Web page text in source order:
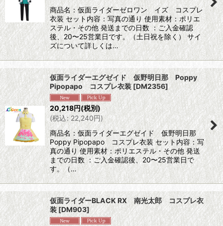
商品名：仮面ライダーゼロワン イズ コスプレ
衣装 セット内容：写真の通り 使用素材：ポリエ
ステル・その他 発送までの日数 ：ご入金確認
後、20〜25営業日です。（土日祝を除く） サイ
ズについて詳しくは…
仮面ライダーエグゼイド 仮野明日那 Poppy
Pipopapo コスプレ衣装 [DM2356]
20,218円(税別)
(税込: 22,240円)
商品名：仮面ライダーエグゼイド 仮野明日那
Poppy Pipopapo コスプレ衣装 セット内容：写
真の通り 使用素材：ポリエステル・その他 発送
までの日数 ：ご入金確認後、20〜25営業日で
す。（…
仮面ライダーBLACK RX 南光太郎 コスプレ衣
装[DM903]